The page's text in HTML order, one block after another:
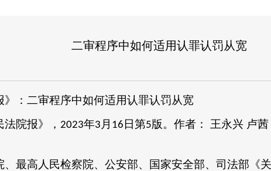
二审程序中如何适用认罪认罚从宽
》：二审程序中如何适用认罪认罚从宽
院报》， 2023年3 月 16 日第5版。作者： 王永兴 卢
、最高人民检察院、公安部、国家安全部、司法部《